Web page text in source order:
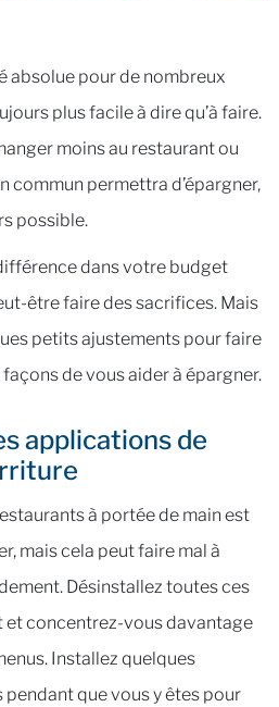
absolue pour de nombreux
plus facile à dire qu’à faire.
moins au restaurant ou
commun permettra d’épargner,
possible.
dans votre budget
être faire des sacrifices. Mais
petits ajustements pour faire
de vous aider à épargner.
applications de
à portée de main est
mais cela peut faire mal à
Désinstallez toutes ces
concentrez-vous davantage
Installez quelques
que vous y êtes pour